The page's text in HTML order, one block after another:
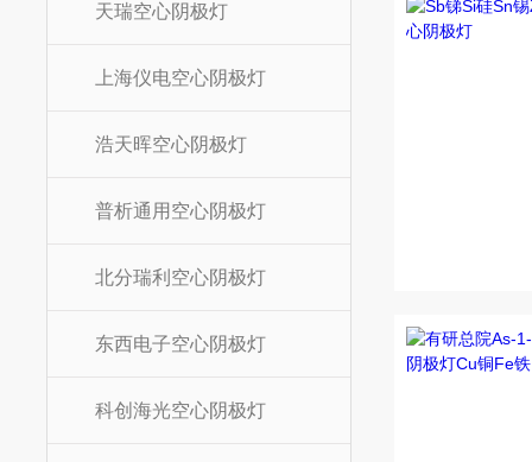
天瑞空心阴极灯
上海仪电空心阴极灯
浩天晖空心阴极灯
普析通用空心阴极灯
北分瑞利空心阴极灯
东西电子空心阴极灯
科创海光空心阴极灯